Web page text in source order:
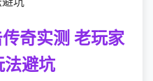
奇实测 老玩家
法避坑